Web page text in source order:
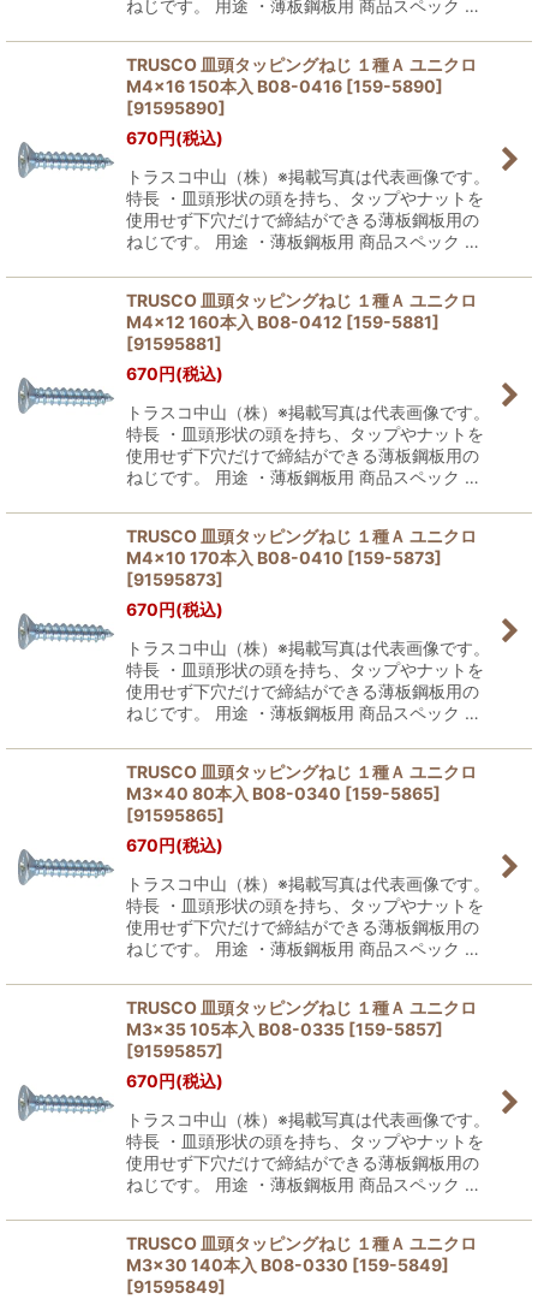
ねじです。 用途 ・薄板鋼板用 商品スペック …
TRUSCO 皿頭タッピングねじ １種Ａ ユニクロ
M4×16 150本入 B08-0416 [159-5890]
[91595890]
670円(税込)
トラスコ中山（株）※掲載写真は代表画像です。
特長 ・皿頭形状の頭を持ち、タップやナットを
使用せず下穴だけで締結ができる薄板鋼板用の
ねじです。 用途 ・薄板鋼板用 商品スペック …
TRUSCO 皿頭タッピングねじ １種Ａ ユニクロ
M4×12 160本入 B08-0412 [159-5881]
[91595881]
670円(税込)
トラスコ中山（株）※掲載写真は代表画像です。
特長 ・皿頭形状の頭を持ち、タップやナットを
使用せず下穴だけで締結ができる薄板鋼板用の
ねじです。 用途 ・薄板鋼板用 商品スペック …
TRUSCO 皿頭タッピングねじ １種Ａ ユニクロ
M4×10 170本入 B08-0410 [159-5873]
[91595873]
670円(税込)
トラスコ中山（株）※掲載写真は代表画像です。
特長 ・皿頭形状の頭を持ち、タップやナットを
使用せず下穴だけで締結ができる薄板鋼板用の
ねじです。 用途 ・薄板鋼板用 商品スペック …
TRUSCO 皿頭タッピングねじ １種Ａ ユニクロ
M3×40 80本入 B08-0340 [159-5865]
[91595865]
670円(税込)
トラスコ中山（株）※掲載写真は代表画像です。
特長 ・皿頭形状の頭を持ち、タップやナットを
使用せず下穴だけで締結ができる薄板鋼板用の
ねじです。 用途 ・薄板鋼板用 商品スペック …
TRUSCO 皿頭タッピングねじ １種Ａ ユニクロ
M3×35 105本入 B08-0335 [159-5857]
[91595857]
670円(税込)
トラスコ中山（株）※掲載写真は代表画像です。
特長 ・皿頭形状の頭を持ち、タップやナットを
使用せず下穴だけで締結ができる薄板鋼板用の
ねじです。 用途 ・薄板鋼板用 商品スペック …
TRUSCO 皿頭タッピングねじ １種Ａ ユニクロ
M3×30 140本入 B08-0330 [159-5849]
[91595849]